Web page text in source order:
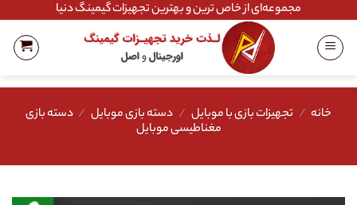
content
مجموعه‌ای از خاص ترین و بهترین تجهیزات گیمینگ دنیا
خانه / تجهیزات بازی با موبایل / دسته بازی موبایل / دسته بازی
مغناطیسی موبایل